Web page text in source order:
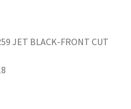
JET BLACK-FRONT CUT